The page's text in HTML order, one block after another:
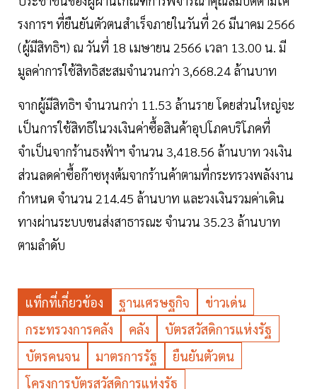
รงการฯ ที่ยืนยันตัวตนสำเร็จภายในวันที่ 26 มีนาคม 2566
(ผู้มีสิทธิฯ) ณ วันที่ 18 เมษายน 2566 เวลา 13.00 น. มี
มูลค่าการใช้สิทธิสะสมจำนวนกว่า 3,668.24 ล้านบาท
จากผู้มีสิทธิฯ จำนวนกว่า 11.53 ล้านราย โดยส่วนใหญ่จะ
เป็นการใช้สิทธิในวงเงินค่าซื้อสินค้าอุปโภคบริโภคที่
จำเป็นจากร้านธงฟ้าฯ จำนวน 3,418.56 ล้านบาท วงเงิน
ส่วนลดค่าซื้อก๊าซหุงต้มจากร้านค้าตามที่กระทรวงพลังงาน
กำหนด จำนวน 214.45 ล้านบาท และวงเงินรวมค่าเดิน
ทางผ่านระบบขนส่งสาธารณะ จำนวน 35.23 ล้านบาท
ตามลำดับ
แท็กที่เกี่ยวข้อง ฐานเศรษฐกิจ
ข่าวเด่น
กระทรวงการคลัง
คลัง
บัตรสวัสดิการแห่งรัฐ
บัตรคนจน
มาตรการรัฐ
ยืนยันตัวตน
โครงการบัตรสวัสดิการแห่งรัฐ